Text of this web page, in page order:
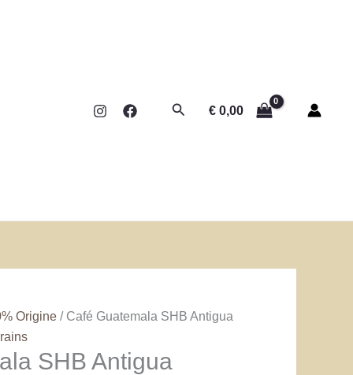
Rechercher
€0,00
Origine / Café Guatemala SHB Antigua
SHB Antigua